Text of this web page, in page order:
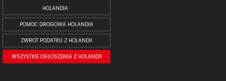
HOLANDIA
POMOC DROGOWA HOLANDIA
ZWROT PODATKU Z HOLANDII
WSZYSTKIE OGŁOSZENIA Z HOLANDII